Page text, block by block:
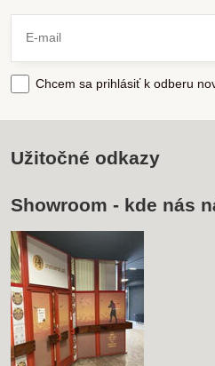
Chcem sa prihlásiť k odberu
Užitočné odkazy
Showroom - kde nás